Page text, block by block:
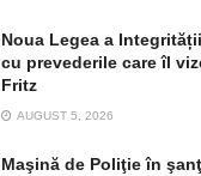
Noua Legea a
cu prevederile care îl
Fritz
AUGUST 5, 2026
Maşină de Poliţie în